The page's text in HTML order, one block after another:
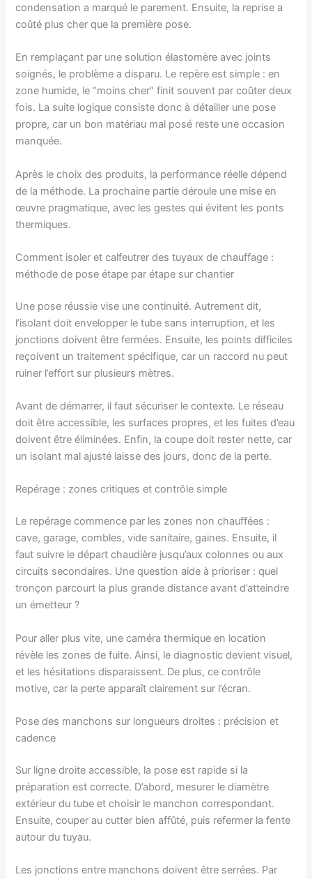
condensation a marqué le parement. Ensuite, la reprise a
coûté plus cher que la première pose.
En remplaçant par une solution élastomère avec joints
soignés, le problème a disparu. Le repère est simple : en
zone humide, le “moins cher” finit souvent par coûter deux
fois. La suite logique consiste donc à détailler une pose
propre, car un bon matériau mal posé reste une occasion
manquée.
Après le choix des produits, la performance réelle dépend
de la méthode. La prochaine partie déroule une mise en
œuvre pragmatique, avec les gestes qui évitent les ponts
thermiques.
Comment isoler et calfeutrer des tuyaux de chauffage :
méthode de pose étape par étape sur chantier
Une pose réussie vise une continuité. Autrement dit,
l’isolant doit envelopper le tube sans interruption, et les
jonctions doivent être fermées. Ensuite, les points difficiles
reçoivent un traitement spécifique, car un raccord nu peut
ruiner l’effort sur plusieurs mètres.
Avant de démarrer, il faut sécuriser le contexte. Le réseau
doit être accessible, les surfaces propres, et les fuites d’eau
doivent être éliminées. Enfin, la coupe doit rester nette, car
un isolant mal ajusté laisse des jours, donc de la perte.
Repérage : zones critiques et contrôle simple
Le repérage commence par les zones non chauffées :
cave, garage, combles, vide sanitaire, gaines. Ensuite, il
faut suivre le départ chaudière jusqu’aux colonnes ou aux
circuits secondaires. Une question aide à prioriser : quel
tronçon parcourt la plus grande distance avant d’atteindre
un émetteur ?
Pour aller plus vite, une caméra thermique en location
révèle les zones de fuite. Ainsi, le diagnostic devient visuel,
et les hésitations disparaissent. De plus, ce contrôle
motive, car la perte apparaît clairement sur l’écran.
Pose des manchons sur longueurs droites : précision et
cadence
Sur ligne droite accessible, la pose est rapide si la
préparation est correcte. D’abord, mesurer le diamètre
extérieur du tube et choisir le manchon correspondant.
Ensuite, couper au cutter bien affûté, puis refermer la fente
autour du tuyau.
Les jonctions entre manchons doivent être serrées. Par